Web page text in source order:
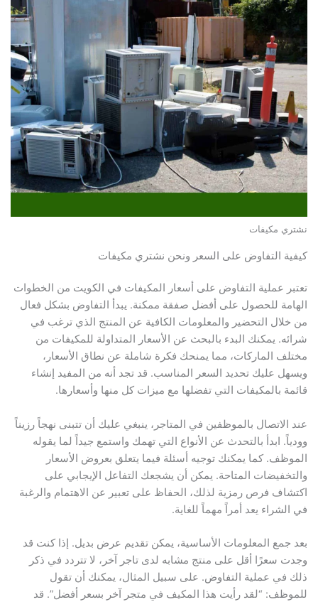
نشتري مكيفات
كيفية التفاوض على السعر ونحن نشتري مكيفات
تعتبر عملية التفاوض على أسعار المكيفات في الكويت من الخطوات
الهامة للحصول على أفضل صفقة ممكنة. يبدأ التفاوض بشكل فعال
من خلال التحضير والمعلومات الكافية عن المنتج الذي ترغب في
شرائه. يمكنك البدء بالبحث عن الأسعار المتداولة للمكيفات من
مختلف الماركات، مما يمنحك فكرة شاملة عن نطاق الأسعار،
ويسهل عليك تحديد السعر المناسب. قد تجد أنه من المفيد إنشاء
قائمة بالمكيفات التي تفضلها مع ميزات كل منها وأسعارها.
عند الاتصال بالموظفين في المتاجر، ينبغي عليك أن تتبنى نهجاً رزيناً
وودياً. ابدأ بالتحدث عن الأنواع التي تهمك واستمع جيداً لما يقوله
الموظف. كما يمكنك توجيه أسئلة فيما يتعلق بعروض الأسعار
والتخفيضات المتاحة. يمكن أن يشجعك التفاعل الإيجابي على
اكتشاف فرص رمزية لذلك، الحفاظ على تعبير عن الاهتمام والرغبة
في الشراء يعد أمراً مهماً للغاية.
بعد جمع المعلومات الأساسية، يمكن تقديم عرض بديل. إذا كنت قد
وجدت سعرًا أقل على منتج مشابه لدى تاجر آخر، لا تتردد في ذكر
ذلك في عملية التفاوض. على سبيل المثال، يمكنك أن تقول
للموظف: “لقد رأيت هذا المكيف في متجر آخر بسعر أفضل”. قد